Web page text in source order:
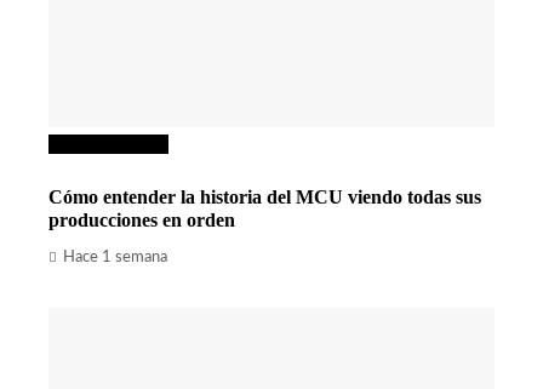
Cómo entender la historia del MCU viendo todas sus
producciones en orden
Hace 1 semana